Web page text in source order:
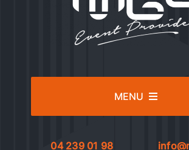
MENU
04 239 01 98